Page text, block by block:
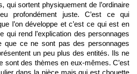
qui sortent physiquement de l’ordinaire
profondément juste. C’est ce qui
l’on développe et c’est ce qui est en
qui rend l’explication des personnages
que ce ne sont pas des personnages
un peu plus des entités. Ils ne
sont des thèmes en eux-mêmes. C’est